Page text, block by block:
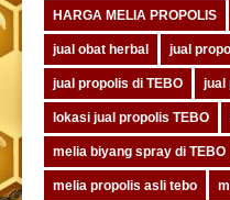
HARGA MELIA PROPOLIS
jual obat herbal jual
jual propolis di TEBO jual
lokasi jual propolis TEBO
melia biyang spray di TEBO
melia propolis asli tebo